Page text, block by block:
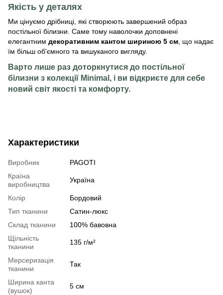
Якість у деталях
Ми цінуємо дрібниці, які створюють завершений образ
постільної білизни. Саме тому наволочки доповнені
елегантним декоративним кантом шириною 5 см , що надає
їм більш об'ємного та вишуканого вигляду.
Варто лише раз доторкнутися до постільної
білизни з колекції Minimal, і ви відкриєте для себе
новий світ якості та комфорту.
Характеристики
Виробник
PAGOTI
Країна
виробництва
Україна
Колір
Бордовий
Тип тканини
Сатин-люкс
Склад тканини
100% бавовна
Щільність
тканини
135 г/м²
Мерсеризація
тканини
Так
Ширина канта
(вушок)
5 см